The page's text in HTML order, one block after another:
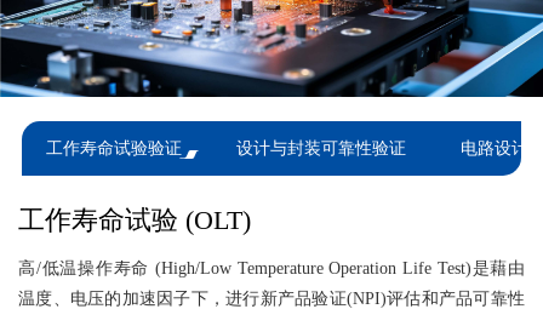
域
资
讯
于
苏
人
力
联
工作寿命试验验证 设计与封装可靠性验证 电路设计
工作寿命试验 (OLT)
高/低温操作寿命 (High/Low Temperature Operation Life Test)是藉由
温度、电压的加速因子下，进行新产品验证(NPI)评估和产品可靠性